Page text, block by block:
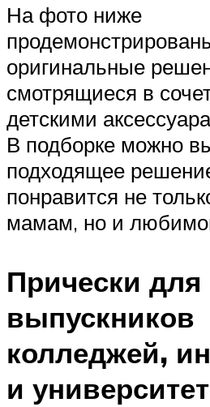
На фото ниже
оригинальные
смотрящиеся в
детскими
В подборке можно
подходящее
понравится не
мамам, но и
Прически для
выпускников
колледжей,
и